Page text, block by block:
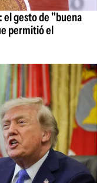
el gesto de "buena
permitió el